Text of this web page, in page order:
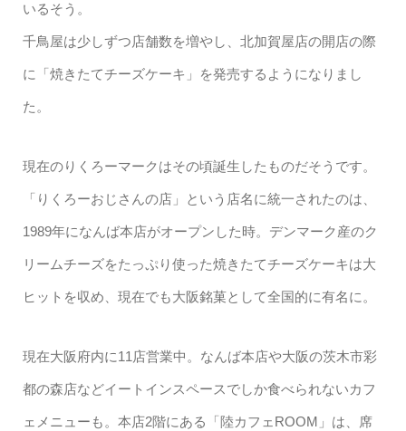
いるそう。
千鳥屋は少しずつ店舗数を増やし、北加賀屋店の開店の際
に「焼きたてチーズケーキ」を発売するようになりまし
た。
現在のりくろーマークはその頃誕生したものだそうです。
「りくろーおじさんの店」という店名に統一されたのは、
1989年になんば本店がオープンした時。デンマーク産のク
リームチーズをたっぷり使った焼きたてチーズケーキは大
ヒットを収め、現在でも大阪銘菓として全国的に有名に。
現在大阪府内に11店営業中。なんば本店や大阪の茨木市彩
都の森店などイートインスペースでしか食べられないカフ
ェメニューも。本店2階にある「陸カフェROOM」は、席